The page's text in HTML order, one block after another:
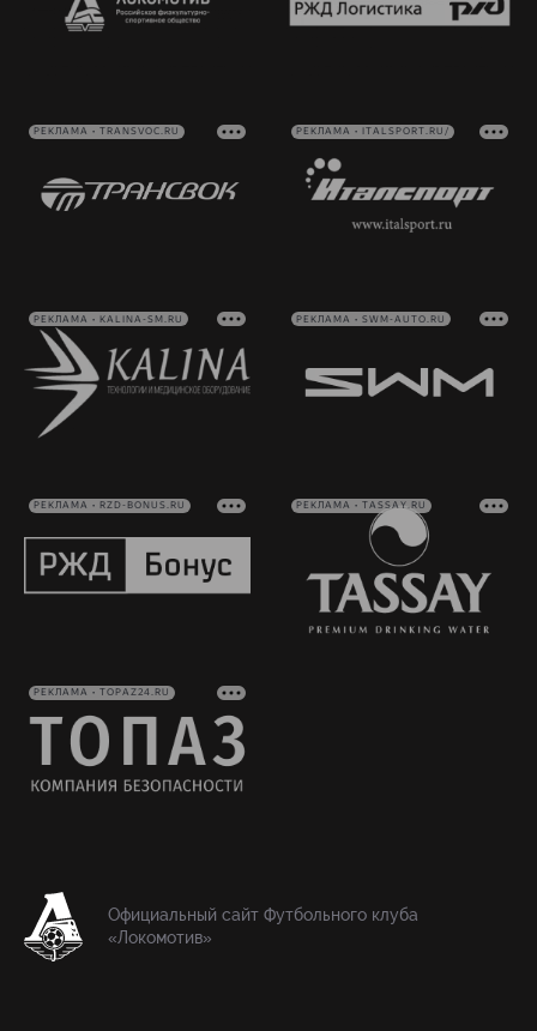
РЕКЛАМА • TRANSVOC.RU РЕКЛАМА • ITALSPORT.RU/
РЕКЛАМА • KALINA-SM.RU РЕКЛАМА • SWM-AUTO.RU
РЕКЛАМА • RZD-BONUS.RU РЕКЛАМА • TASSAY.RU
РЕКЛАМА • TOPAZ24.RU
Официальный сайт Футбольного клуба
«Локомотив»